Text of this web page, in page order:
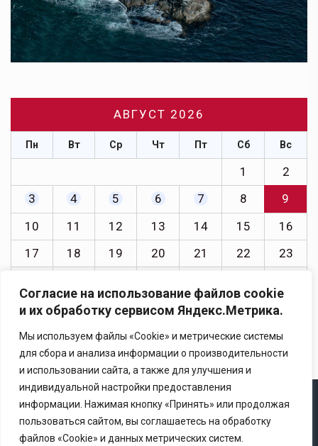
Согласие на использование файлов cookie
и их обработку сервисом Яндекс.Метрика.
Мы используем файлы «Cookie» и метрические системы
для сбора и анализа информации о производительности
и использовании сайта, а также для улучшения и
индивидуальной настройки предоставления
информации. Нажимая кнопку «Принять» или продолжая
пользоваться сайтом, вы соглашаетесь на обработку
файлов «Cookie» и данных метрических систем.
АВГУСТ 2026
Пн Вт Ср Чт Пт Сб Вс
1
2
3
4 5 6 7 8
9
10
11 12 13 14 15
16
17
18 19 20 21 22
23
31
« Июл
Copyright © 2025 Ассоциация «Некоммерческого
партнерство содействия развитию страхового рынка